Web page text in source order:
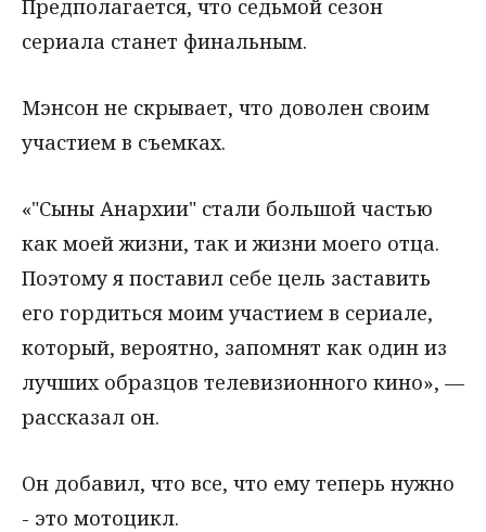
Предполагается, что седьмой сезон
сериала станет финальным.
Мэнсон не скрывает, что доволен своим
участием в съемках.
«"Сыны Анархии" стали большой частью
как моей жизни, так и жизни моего отца.
Поэтому я поставил себе цель заставить
его гордиться моим участием в сериале,
который, вероятно, запомнят как один из
лучших образцов телевизионного кино», —
рассказал он.
Он добавил, что все, что ему теперь нужно
- это мотоцикл.